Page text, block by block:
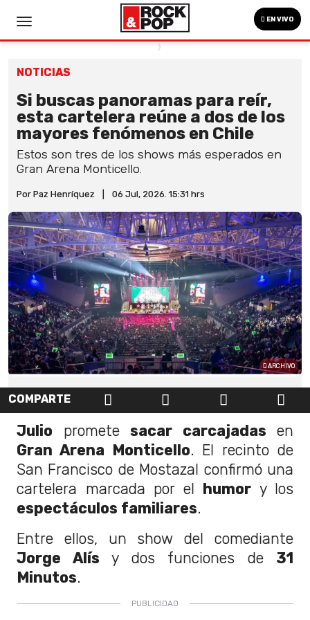
EN VIVO
NOTICIAS
Si buscas panoramas para reír,
esta cartelera reúne a dos de los
mayores fenómenos en Chile
Estos son tres de los shows más esperados en
Gran Arena Monticello.
Por Paz Henríquez 06 Jul, 2026. 15:31 hrs
ARCHIVO
COMPARTE
Julio promete sacar carcajadas en
Gran Arena Monticello. El recinto de
San Francisco de Mostazal confirmó una
cartelera marcada por el humor y los
espectáculos familiares.
Entre ellos, un show del comediante
Jorge Alís y dos funciones de 31
Minutos.